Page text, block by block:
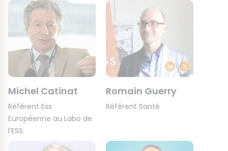
Michel Catinat
Référent Ess
Européenne au Labo de
l’ESS
Romain Guerry
Référent Santé